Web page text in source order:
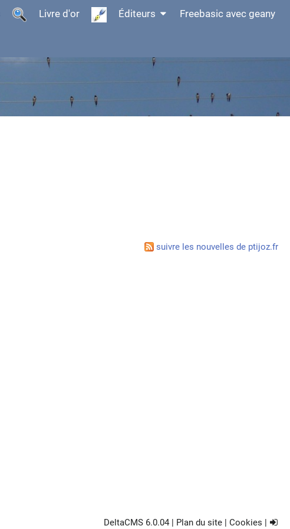
Livre d'or Éditeurs Freebasic avec geany
suivre les nouvelles de ptijoz.fr
DeltaCMS6.0.04| Plan du site| Cookies |